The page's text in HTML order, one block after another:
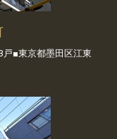
■東京都墨田区江東